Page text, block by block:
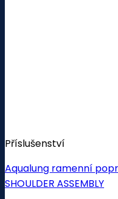
Příslušenství
Aqualung ramenní
SHOULDER ASSEMBLY